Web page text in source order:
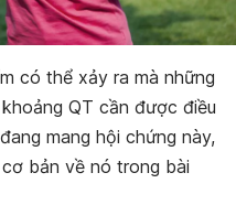
có thể xảy ra mà những
QT cần được điều
mang hội chứng này,
bản về nó trong bài